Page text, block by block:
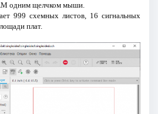
одним щелчком мыши.
999 схемных листов, 16 сигнальных
плат.